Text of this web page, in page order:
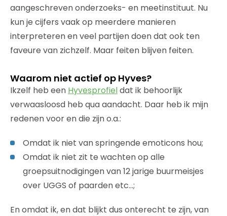
aangeschreven onderzoeks- en meetinstituut. Nu
kun je cijfers vaak op meerdere manieren
interpreteren en veel partijen doen dat ook ten
faveure van zichzelf. Maar feiten blijven feiten.
Waarom niet actief op Hyves?
Ikzelf heb een Hyvesprofieldat ik behoorlijk
verwaasloosd heb qua aandacht. Daar heb ik mijn
redenen voor en die zijn o.a.:
Omdat ik niet van springende emoticons hou;
Omdat ik niet zit te wachten op alle
groepsuitnodigingen van 12 jarige buurmeisjes
over UGGS of paarden etc…;
En omdat ik, en dat blijkt dus onterecht te zijn, van